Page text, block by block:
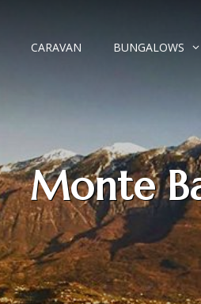
CARAVAN BUNGALOWS
Monte